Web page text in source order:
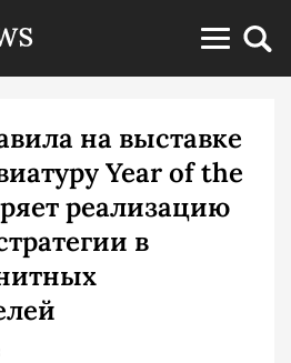
на выставке
Year of the
реализацию
в